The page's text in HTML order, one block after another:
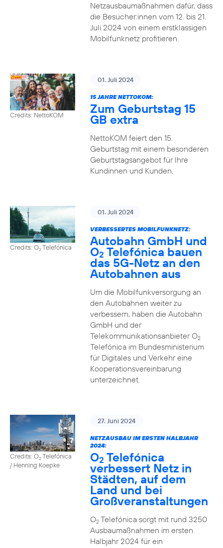
Netzausbaumaßnahmen dafür, dass
die Besucher:innen vom 12. bis 21.
Juli 2024 von einem erstklassigen
Mobilfunknetz profitieren.
Credits: NettoKOM
01. Juli 2024
15 JAHRE NETTOKOM:
Zum Geburtstag 15
GB extra
NettoKOM feiert den 15.
Geburtstag mit einem besonderen
Geburtstagsangebot für Ihre
Kundinnen und Kunden.
Credits: O2Telefónica
01. Juli 2024
VERBESSERTES MOBILFUNKNETZ:
Autobahn GmbH und
O2 Telefónica bauen
das 5G-Netz an den
Autobahnen aus
Um die Mobilfunkversorgung an
den Autobahnen weiter zu
verbessern, haben die Autobahn
GmbH und der
Telekommunikationsanbieter O2
Telefónica im Bundesministerium
für Digitales und Verkehr eine
Kooperationsvereinbarung
unterzeichnet.
Credits: O2Telefónica
/ Henning Koepke
27. Juni 2024
NETZAUSBAU IM ERSTEN HALBJAHR
2024:
O2 Telefónica
verbessert Netz in
Städten, auf dem
Land und bei
Großveranstaltungen
O2Telefónica sorgt mit rund 3250
Ausbaumaßnahmen im ersten
Halbjahr 2024 für ein